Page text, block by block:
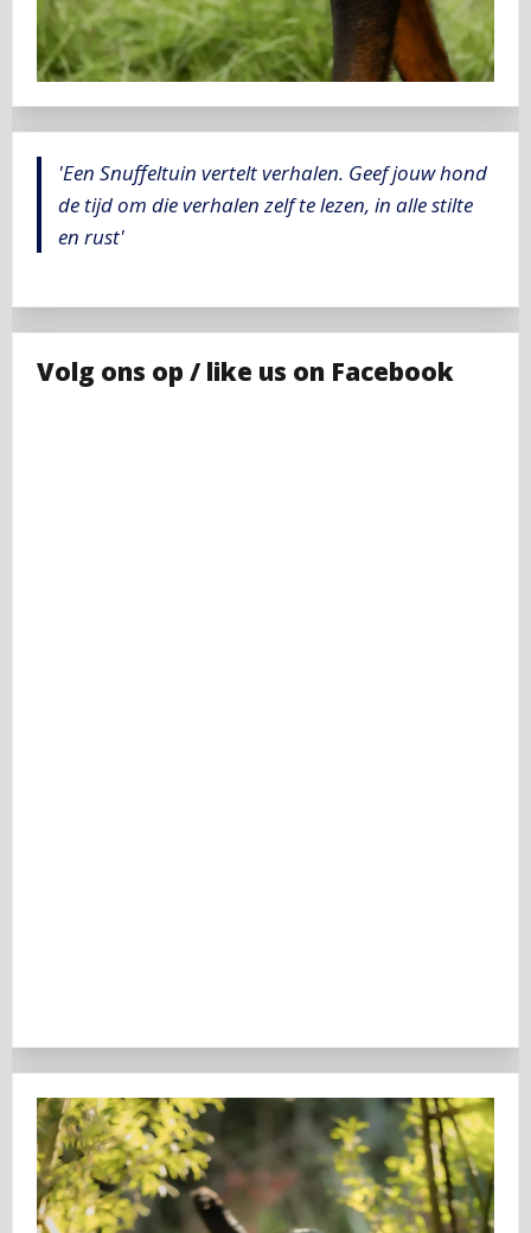
'Een Snuffeltuin vertelt verhalen. Geef jouw hond
de tijd om die verhalen zelf te lezen, in alle stilte
en rust'
Volg ons op / like us on Facebook